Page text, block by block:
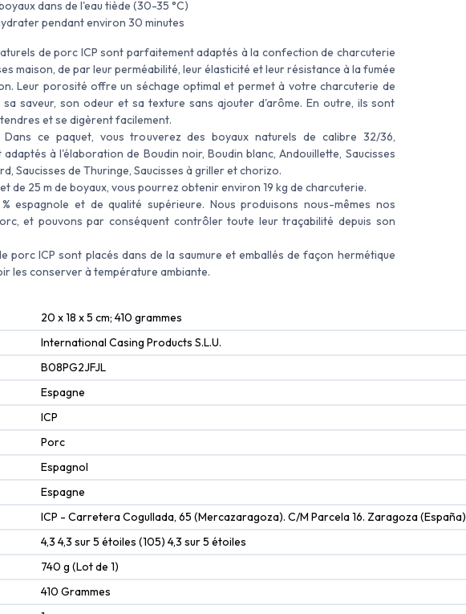
dans de l'eau tiède (30-35 °C)
pendant environ 30 minutes
de porc ICP sont parfaitement adaptés à la confection de charcuterie
maison, de par leur perméabilité, leur élasticité et leur résistance à la fumée
Leur porosité offre un séchage optimal et permet à votre charcuterie de
saveur, son odeur et sa texture sans ajouter d'arôme. En outre, ils sont
et se digèrent facilement.
Dans ce paquet, vous trouverez des boyaux naturels de calibre 32/36,
à l'élaboration de Boudin noir, Boudin blanc, Andouillette, Saucisses
Saucisses de Thuringe, Saucisses à griller et chorizo.
de 25 m de boyaux, vous pourrez obtenir environ 19 kg de charcuterie.
espagnole et de qualité supérieure. Nous produisons nous-mêmes nos
et pouvons par conséquent contrôler toute leur traçabilité depuis son
porc ICP sont placés dans de la saumure et emballés de façon hermétique
les conserver à température ambiante.
20 x 18 x 5 cm; 410 grammes
International Casing Products S.L.U.
B08PG2JFJL
Espagne
ICP
Porc
Espagnol
Espagne
ICP - Carretera Cogullada, 65 (Mercazaragoza). C/M Parcela 16. Zaragoza (España)
4,3 4,3 sur 5 étoiles (105) 4,3 sur 5 étoiles
740 g (Lot de 1)
410 Grammes